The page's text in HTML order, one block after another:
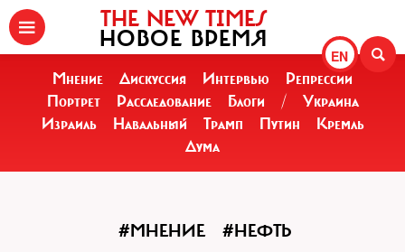
EN
THE NEW TIMES
НОВОЕ ВРЕМЯ
Мнение Дискуссия Интервью
Репрессии
Портрет
Расследование Блоги /
Украина
Израиль
Навальный Трамп Путин
Кремль
Дума
#МНЕНИЕ #НЕФТЬ